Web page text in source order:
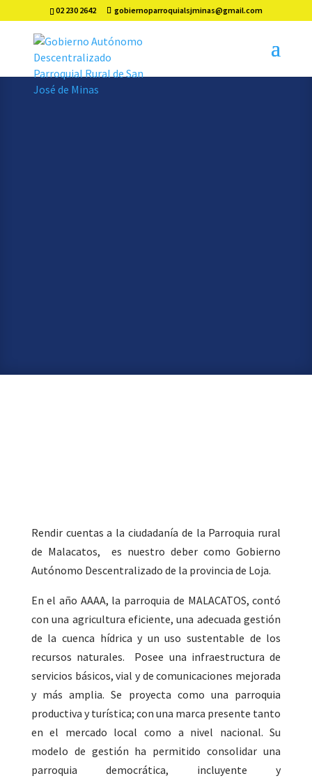
02 230 2642 gobiernoparroquialsjminas@gmail.com
Rendir cuentas a la ciudadanía de la Parroquia rural
de Malacatos, es nuestro deber como Gobierno
Autónomo Descentralizado de la provincia de Loja.
En el año AAAA, la parroquia de MALACATOS, contó
con una agricultura eficiente, una adecuada gestión
de la cuenca hídrica y un uso sustentable de los
recursos naturales. Posee una infraestructura de
servicios básicos, vial y de comunicaciones mejorada
y más amplia. Se proyecta como una parroquia
productiva y turística; con una marca presente tanto
en el mercado local como a nivel nacional. Su
modelo de gestión ha permitido consolidar una
parroquia democrática, incluyente y